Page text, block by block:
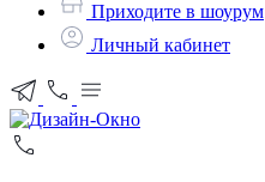
Приходите в шоурум
Личный кабинет